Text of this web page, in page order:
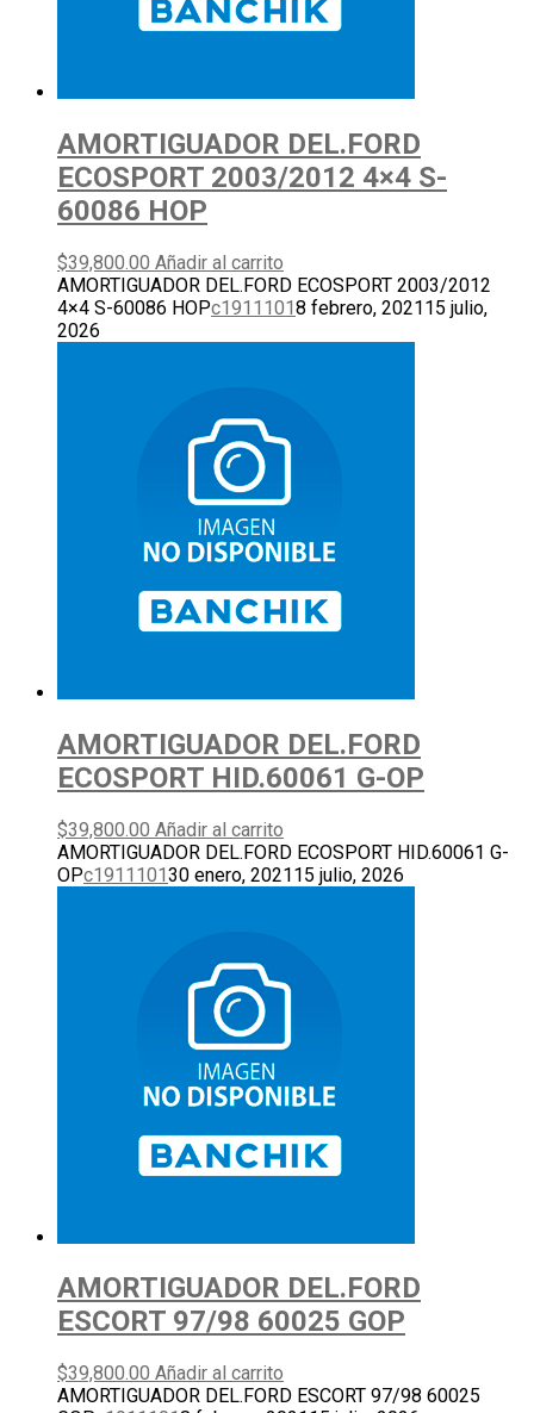
AMORTIGUADOR DEL.FORD
ECOSPORT 2003/2012 4×4 S-
60086 HOP
$39,800.00 Añadir al carrito
AMORTIGUADOR DEL.FORD ECOSPORT 2003/2012
4×4 S-60086 HOPc19111018 febrero, 202115 julio,
2026
AMORTIGUADOR DEL.FORD
ECOSPORT HID.60061 G-OP
$39,800.00 Añadir al carrito
AMORTIGUADOR DEL.FORD ECOSPORT HID.60061 G-
OPc191110130 enero, 202115 julio, 2026
AMORTIGUADOR DEL.FORD
ESCORT 97/98 60025 GOP
$39,800.00 Añadir al carrito
AMORTIGUADOR DEL.FORD ESCORT 97/98 60025